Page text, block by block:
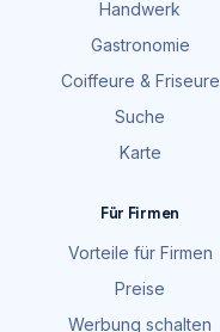
Handwerk
Gastronomie
Coiffeure & Friseure
Suche
Karte
Für Firmen
Vorteile für Firmen
Preise
Werbung schalten